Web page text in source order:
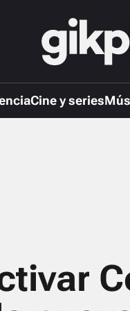
Cine y series